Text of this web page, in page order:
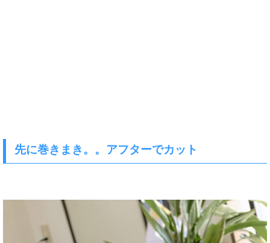
先に巻きまき。。アフターでカット